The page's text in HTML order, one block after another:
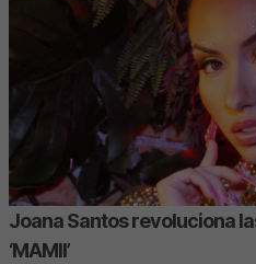
Joana Santos revoluciona
‘MAMII’